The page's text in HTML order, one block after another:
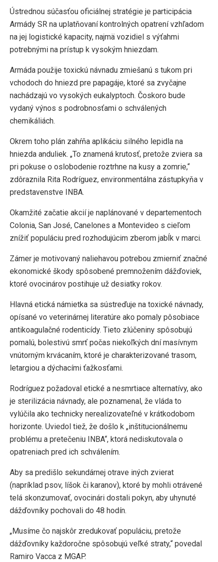
Ústrednou súčasťou oficiálnej stratégie je participácia
Armády SR na uplatňovaní kontrolných opatrení vzhľadom
na jej logistické kapacity, najmä vozidiel s výťahmi
potrebnými na prístup k vysokým hniezdam.
Armáda použije toxickú návnadu zmiešanú s tukom pri
vchodoch do hniezd pre papagáje, ktoré sa zvyčajne
nachádzajú vo vysokých eukalyptoch. Čoskoro bude
vydaný výnos s podrobnosťami o schválených
chemikáliách.
Okrem toho plán zahŕňa aplikáciu silného lepidla na
hniezda anduliek. „To znamená krutosť, pretože zviera sa
pri pokuse o oslobodenie roztrhne na kusy a zomrie,“
zdôraznila Rita Rodríguez, environmentálna zástupkyňa v
predstavenstve INBA.
Okamžité začatie akcií je naplánované v departementoch
Colonia, San José, Canelones a Montevideo s cieľom
znížiť populáciu pred rozhodujúcim zberom jabĺk v marci.
Zámer je motivovaný naliehavou potrebou zmierniť značné
ekonomické škody spôsobené premnožením dážďoviek,
ktoré ovocinárov postihuje už desiatky rokov.
Hlavná etická námietka sa sústreďuje na toxické návnady,
opísané vo veterinárnej literatúre ako pomaly pôsobiace
antikoagulačné rodenticídy. Tieto zlúčeniny spôsobujú
pomalú, bolestivú smrť počas niekoľkých dní masívnym
vnútorným krvácaním, ktoré je charakterizované trasom,
letargiou a dýchacími ťažkosťami.
Rodríguez požadoval etické a nesmrtiace alternatívy, ako
je sterilizácia návnady, ale poznamenal, že vláda to
vylúčila ako technicky nerealizovateľné v krátkodobom
horizonte. Uviedol tiež, že došlo k „inštitucionálnemu
problému a pretečeniu INBA“, ktorá nediskutovala o
opatreniach pred ich schválením.
Aby sa predišlo sekundárnej otrave iných zvierat
(napríklad psov, líšok či karanov), ktoré by mohli otrávené
telá skonzumovať, ovocinári dostali pokyn, aby uhynuté
dážďovníky pochovali do 48 hodín.
„Musíme čo najskôr zredukovať populáciu, pretože
dážďovníky každoročne spôsobujú veľké straty,“ povedal
Ramiro Vacca z MGAP.